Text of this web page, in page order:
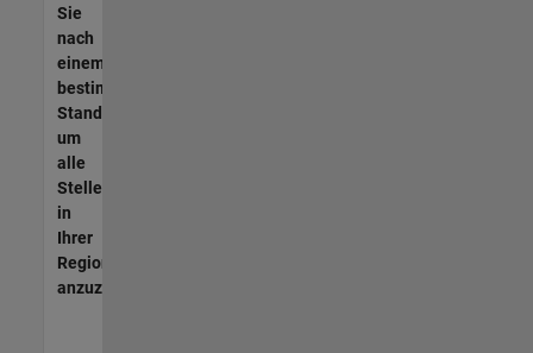
Sie
nach
einem
bestimmten
Standort,
um
alle
Stellenangebote
in
Ihrer
Region
anzuzeigen.